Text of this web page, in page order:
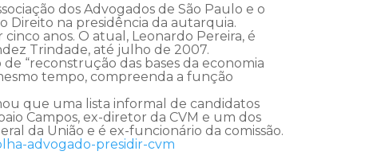
dos Advogados de São Paulo e o
Direito na presidência da autarquia.
anos. O atual, Leonardo Pereira, é
Trindade, até julho de 2007.
“reconstrução das bases da economia
tempo, compreenda a função
que uma lista informal de candidatos
Campos, ex-diretor da CVM e um dos
da União e é ex-funcionário da comissão.
advogado-presidir-cvm